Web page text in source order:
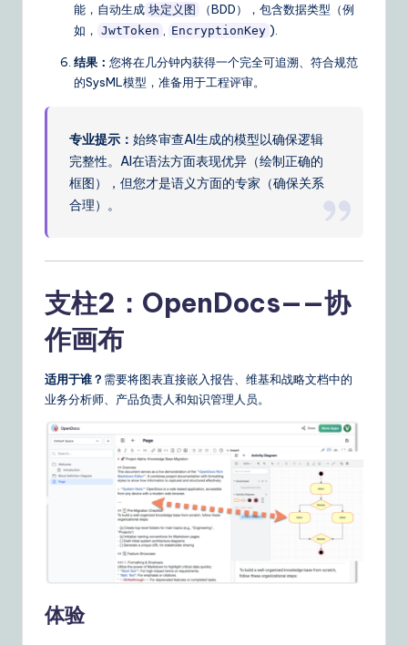
能，自动生成 块定义图
（BDD），包含数据类型（例
如， JwtToken EncryptionKey ).
结果： 您将在几分钟内获得一个完全可追溯、符合规范
的SysML模型，准备用于工程评审。
专业提示：始终审查AI生成的模型以确保逻辑
完整性。AI在语法方面表现优异（绘制正确的
框图），但您才是语义方面的专家（确保关系
合理）。
支柱2：OpenDocs——协
作画布
适用于谁？ 需要将图表直接嵌入报告、维基和战略文档中的
业务分析师、产品负责人和知识管理人员。
体验